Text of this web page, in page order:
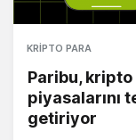
KRIPTO PARA
Paribu, kripto
piyasalarını
getiriyor